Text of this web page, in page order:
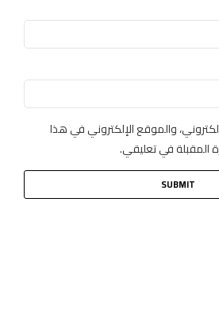
والموقع الإلكتروني في هذا
المقبلة في تعليقي.